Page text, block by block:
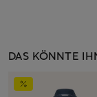
DAS KÖNNTE